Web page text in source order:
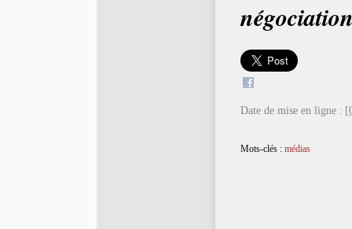
Date de mise en ligne :
Mots-clés : médias